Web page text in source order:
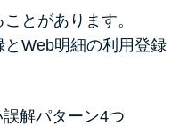
とがあります。
Web明細の利用登録
解パターン4つ